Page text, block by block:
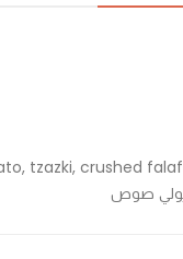
صوص